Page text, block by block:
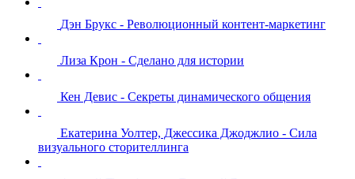
Дэн Брукс - Революционный контент-маркетинг
Лиза Крон - Сделано для истории
Кен Девис - Секреты динамического общения
Екатерина Уолтер, Джессика Джоджлио - Сила
визуального сторителлинга